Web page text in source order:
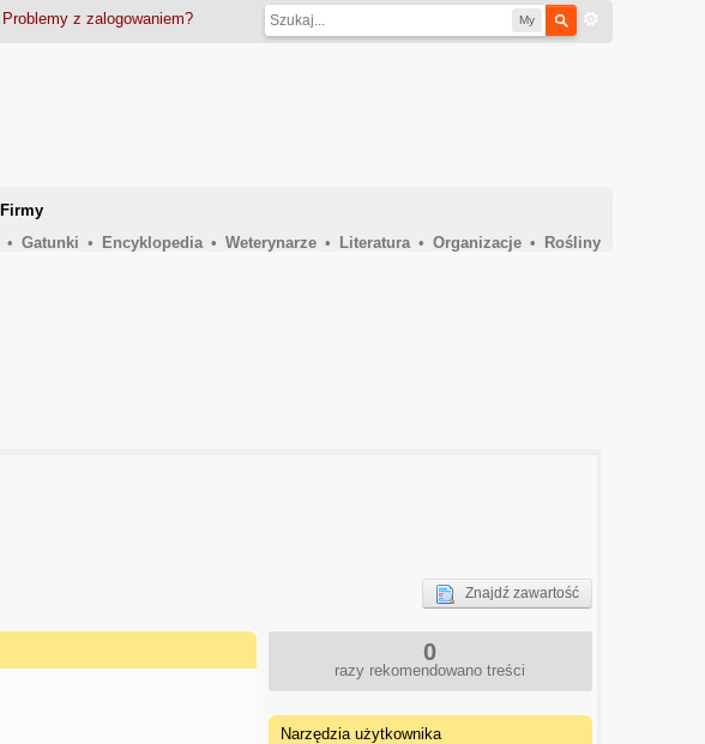
My
Problemy z zalogowaniem?
Firmy
• Gatunki • Encyklopedia • Weterynarze • Literatura • Organizacje •
Rośliny
Znajdź zawartość
0
razy rekomendowano treści
Narzędzia użytkownika